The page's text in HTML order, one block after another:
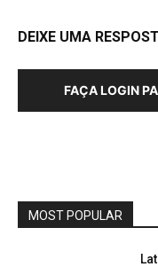
DEIXE UMA
FAÇA LOGIN
MOST POPULAR